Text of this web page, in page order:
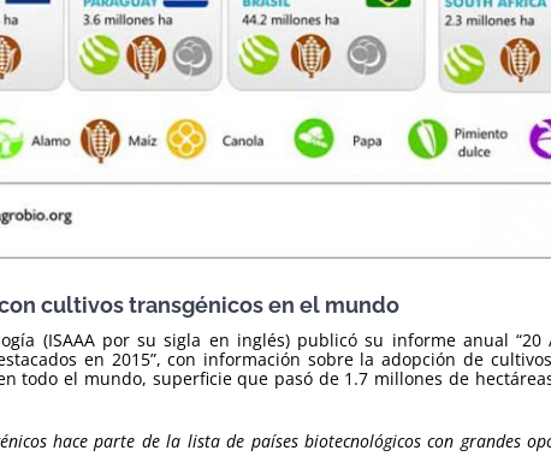
cultivos transgénicos en el mundo
(ISAAA por su sigla en inglés) publicó su informe anual “20
en 2015”, con información sobre la adopción de
todo el mundo, superficie que pasó de 1.7 millones de
hace parte de la lista de países biotecnológicos con grandes